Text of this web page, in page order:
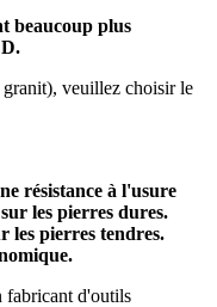
beaucoup plus
granit), veuillez choisir le
résistance à l'usure
les pierres dures.
les pierres tendres.
fabricant d'outils